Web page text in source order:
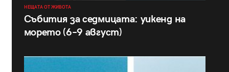
НЕЩАТА ОТ ЖИВОТА
Събития за седмицата: уикенд на
морето (6–9 август)